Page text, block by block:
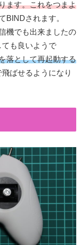
ます。これをつまよ
BINDされます。
機でも出来ましたの
も良いようで
落として再起動する
ばせるようになり